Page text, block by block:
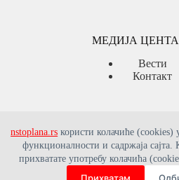
nstoplana.rs користи колачиће
функционалности и садржаја сајта.
прихватате употребу колачића
Прихватам
МЕДИЈА
Вести
Контакт
Јавне
План јавних
Интерни